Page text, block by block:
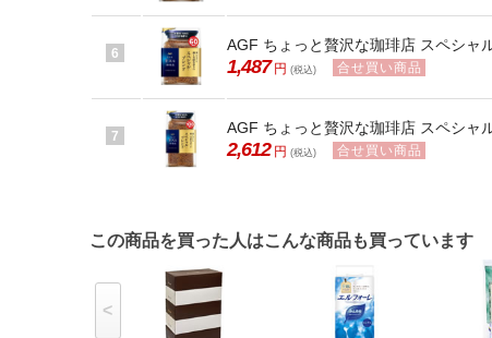
6 AGF ちょっと贅沢な珈琲店 スペシャ
1,487 円 (税込) 合せ買い商品
7 AGF ちょっと贅沢な珈琲店 スペシャ
2,612 円 (税込) 合せ買い商品
この商品を買った人はこんな商品も買っています
<